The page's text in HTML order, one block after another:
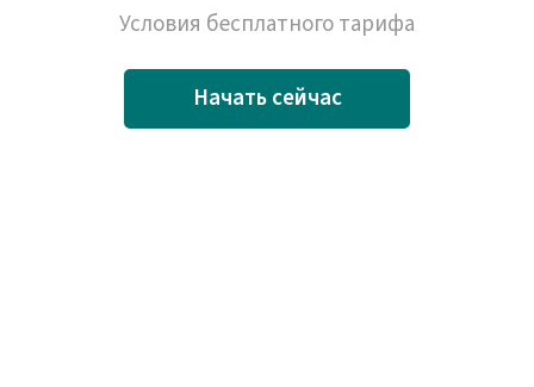
Условия бесплатного тарифа
Начать сейчас